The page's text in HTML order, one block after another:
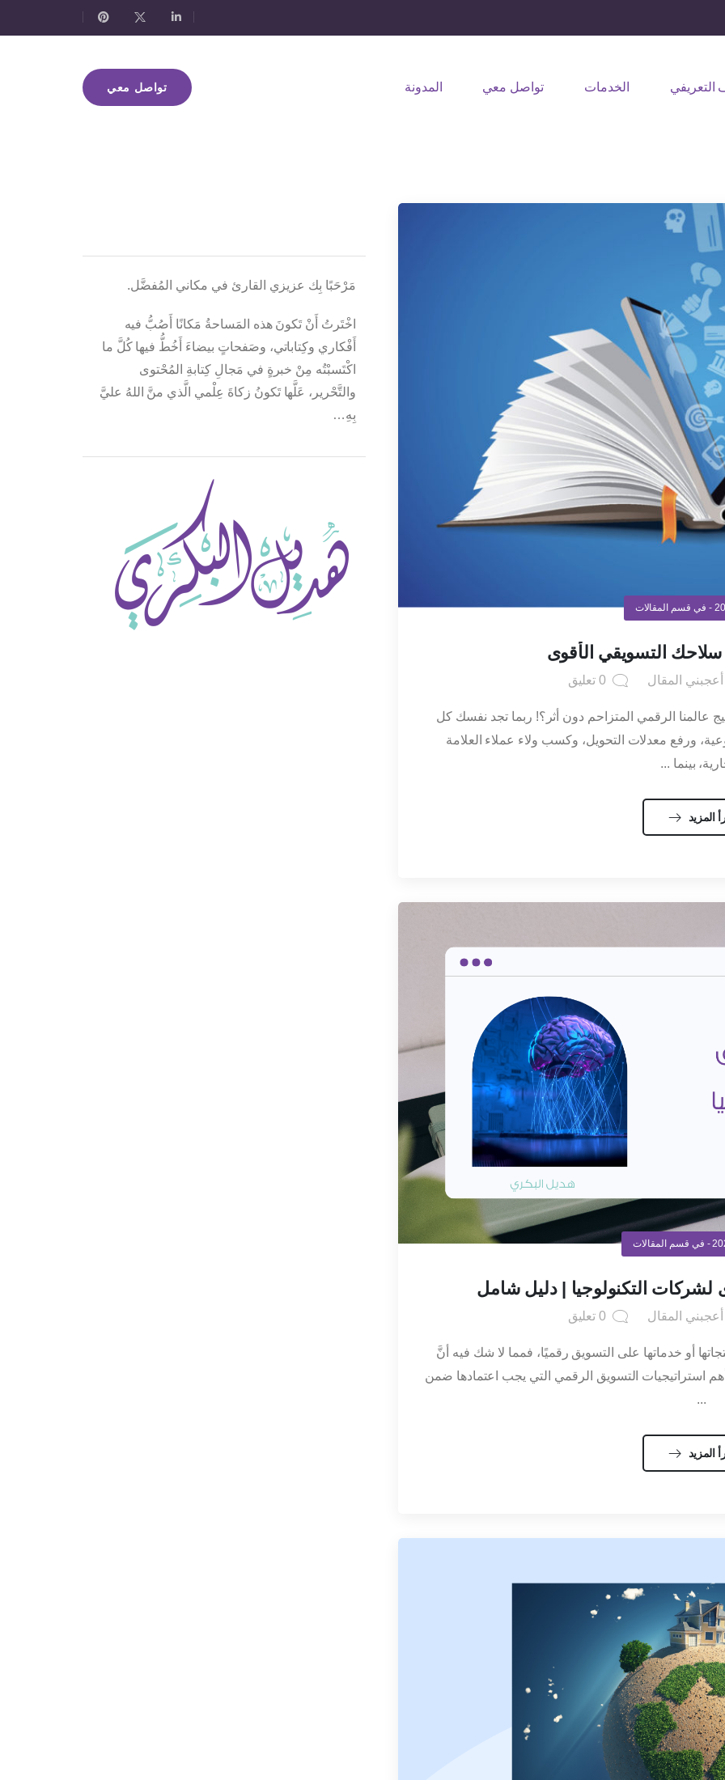
التعريفي الخدمات تواصل معي المدونة تواصل معي
مَرْحَبًا بِك عزيزي القارئ في مكاني المُفضَّل.
اخْتَرتُ أَنْ تَكونَ هذه المَساحةُ مَكانًا أَصُبُّ فيه
أَفْكاري وكِتاباتي، وصَفحاتٍ بيضاءَ أَخُطُّ فيها كُلَّ ما
اكْتَسبْتُه مِنْ خبرةٍ في مَجالِ كِتابةِ المُحْتوى
والتَّحْرير، عَلَّها تَكونُ زكاةَ عِلْمي الَّذي منَّ اللهُ عليَّ
بِهِ…
- في قسم المقالات
سلاحك التسويقي الأقوى
المقال 0تعليق
الرقمي المتزاحم دون أثر؟! ربما تجد نفسك كل
ورفع معدلات التحويل، وكسب ولاء عملاء العلامة
بينما ...
المزيد
- في قسم المقالات
لشركات التكنولوجيا | دليل شامل
المقال 0تعليق
أو خدماتها على التسويق رقميًا، فمما لا شك فيه أنَّ
استراتيجيات التسويق الرقمي التي يجب اعتمادها ضمن
...
المزيد